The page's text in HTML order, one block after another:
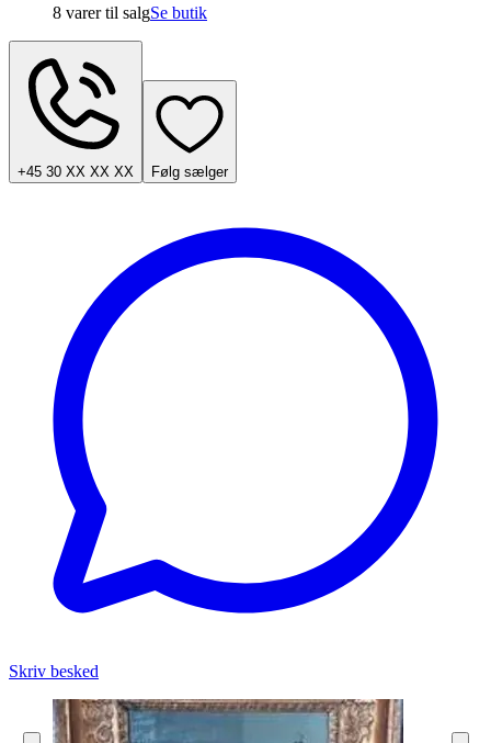
8 varertil salgSe butik
+45 30 XX XX XX Følg sælger
Skriv besked